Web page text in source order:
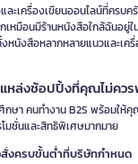
ละเครื่องเขียนออนไลน์ที่ครบ
เหมือนมีร้านหนังสือใกล้ฉันอยู่
งหนังสือหลากหลายแนวและเ
แหล่งช้อปปิ้งที่คุณไม่คว
กษา คนทำงาน B2S พร้อมใ
มชั่นและสิทธิพิเศษมากมาย
สั่งครบขั้นต่ำที่บริษัทกำหนด